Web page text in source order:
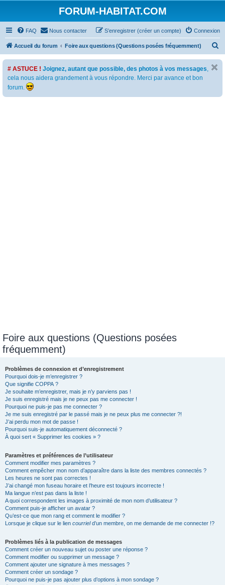
FORUM-HABITAT.COM
FAQ Nous contacter Connexion
S’enregistrer (créer un compte)
Accueil du forum Foire aux questions (Questions posées fréquemment)
e
# ASTUCE ! Joignez, autant que possible, des photos à vos messages,
cela nous aidera grandement à vous répondre. Merci par avance et bon
forum.
Foire aux questions (Questions posées
fréquemment)
Problèmes de connexion et d’enregistrement
Pourquoi dois-je m’enregistrer ?
Que signifie COPPA ?
Je souhaite m’enregistrer, mais je n’y parviens pas !
Je suis enregistré mais je ne peux pas me connecter !
Pourquoi ne puis-je pas me connecter ?
Je me suis enregistré par le passé mais je ne peux plus me connecter ?!
J’ai perdu mon mot de passe !
Pourquoi suis-je automatiquement déconnecté ?
À quoi sert « Supprimer les cookies » ?
Paramètres et préférences de l’utilisateur
Comment modifier mes paramètres ?
Comment empêcher mon nom d’apparaître dans la liste des membres connectés ?
Les heures ne sont pas correctes !
J’ai changé mon fuseau horaire et l’heure est toujours incorrecte !
Ma langue n’est pas dans la liste !
A quoi correspondent les images à proximité de mon nom d’utilisateur ?
Comment puis-je afficher un avatar ?
Qu’est-ce que mon rang et comment le modifier ?
Lorsque je clique sur le lien courrield’un membre, on me demande de me connecter !?
Problèmes liés à la publication de messages
Comment créer un nouveau sujet ou poster une réponse ?
Comment modifier ou supprimer un message ?
Comment ajouter une signature à mes messages ?
Comment créer un sondage ?
Pourquoi ne puis-je pas ajouter plus d’options à mon sondage ?